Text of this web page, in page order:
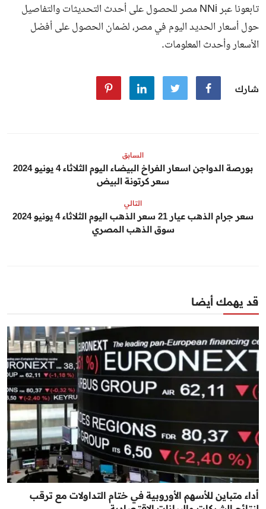
تابعونا عبر NNi مصر للحصول على أحدث التحديثات والتفاصيل
حول أسعار الحديد اليوم في مصر، لضمان الحصول على أفضل
الأسعار وأحدث المعلومات.
شارك
السابق
بورصة الدواجن اسعار الفراخ البيضاء اليوم الثلاثاء 4 يونيو 2024
سعر كرتونة البيض
التالي
سعر جرام الذهب عيار 21 سعر الذهب اليوم الثلاثاء 4 يونيو 2024
سوق الذهب المصري
قد يهمك أيضا
أداء متباين للأسهم الأوروبية في ختام التداولات مع ترقب